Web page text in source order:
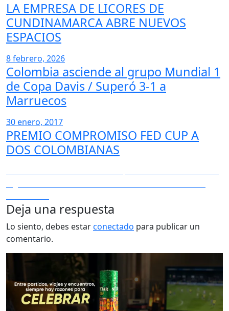
LA EMPRESA DE LICORES DE
CUNDINAMARCA ABRE NUEVOS
ESPACIOS
8 febrero, 2026
Colombia asciende al grupo Mundial 1
de Copa Davis / Superó 3-1 a
Marruecos
30 enero, 2017
PREMIO COMPROMISO FED CUP A
DOS COLOMBIANAS
Navegación
de
entradas
Deja una respuesta
Lo siento, debes estarconectado para publicar un
comentario.